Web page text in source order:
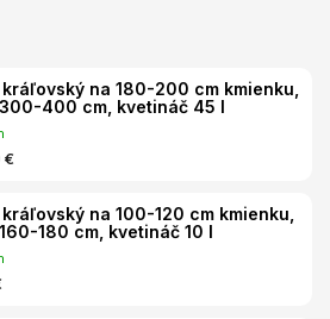
na 180-200 cm kmienku,
400 cm, kvetináč 45 l
€
na 100-120 cm kmienku,
180 cm, kvetináč 10 l